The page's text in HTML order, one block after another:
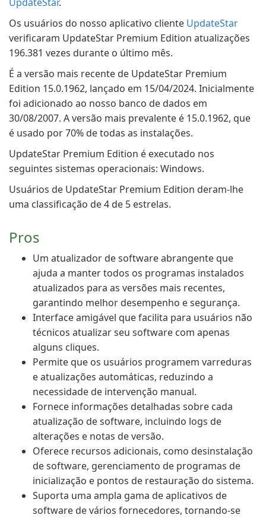
Os usuários do nosso aplicativo cliente UpdateStar
verificaram UpdateStar Premium Edition atualizações
196.381 vezes durante o último mês.
É a versão mais recente de UpdateStar Premium
Edition 15.0.1962, lançado em 15/04/2024. Inicialmente
foi adicionado ao nosso banco de dados em
30/08/2007. A versão mais prevalente é 15.0.1962, que
é usado por 70% de todas as instalações.
UpdateStar Premium Edition é executado nos
seguintes sistemas operacionais: Windows.
Usuários de UpdateStar Premium Edition deram-lhe
uma classificação de 4 de 5 estrelas.
Pros
Um atualizador de software abrangente que
ajuda a manter todos os programas instalados
atualizados para as versões mais recentes,
garantindo melhor desempenho e segurança.
Interface amigável que facilita para usuários não
técnicos atualizar seu software com apenas
alguns cliques.
Permite que os usuários programem varreduras
e atualizações automáticas, reduzindo a
necessidade de intervenção manual.
Fornece informações detalhadas sobre cada
atualização de software, incluindo logs de
alterações e notas de versão.
Oferece recursos adicionais, como desinstalação
de software, gerenciamento de programas de
inicialização e pontos de restauração do sistema.
Suporta uma ampla gama de aplicativos de
software de vários fornecedores, tornando-se